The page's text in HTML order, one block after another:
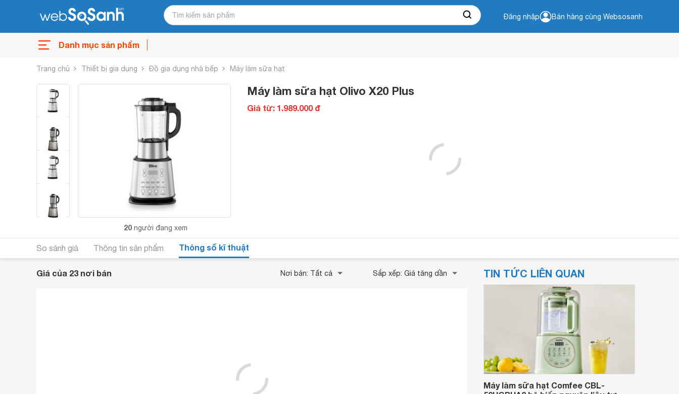
Đăng nhập Bán hàng cùng Websosanh
Danh mục sản phẩm
Trang chủ Thiết bị gia dụng Đồ gia dụng nhà bếp Máy làm sữa hạt
20 người đang xem
Máy làm sữa hạt Olivo X20 Plus
Giá từ: 1.989.000 đ
So sánh giá Thông tin sản phẩm Thông số kĩ thuật
Giá của 23 nơi bán Nơi bán: Tất cả Sắp xếp: Giá tăng dần TIN TỨC LIÊN QUAN
Máy làm sữa hạt Comfee CBL-